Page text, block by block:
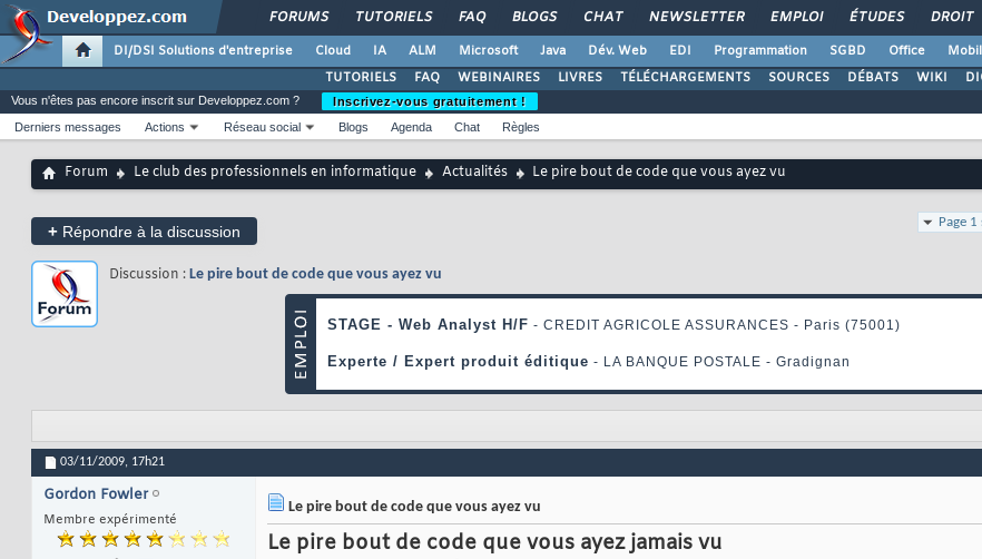
FORUMS TUTORIELS FAQ BLOGS CHAT NEWSLETTER EMPLOI ÉTUDES DROIT
DI/DSI Solutions d'entreprise Cloud IA ALM Microsoft Java Dév. Web EDI Programmation SGBD Office
TUTORIELS
FAQ WEBINAIRES LIVRES TÉLÉCHARGEMENTS SOURCES DÉBATS WIKI
Vous n'êtes pas encore inscrit sur Developpez.com ?
Inscrivez-vous gratuitement !
Derniers messages
Actions Réseau social Blogs Agenda Chat Règles
Forum Le club des professionnels en informatique Actualités Le pire bout de code que vous ayez vu
+ Répondre à la discussion
Page
Discussion : Le pire bout de code que vous ayez vu
03/11/2009, 17h21
Gordon Fowler
Membre expérimenté
Le pire bout de code que vous ayez vu
Le pire bout de code que vous ayez jamais vu